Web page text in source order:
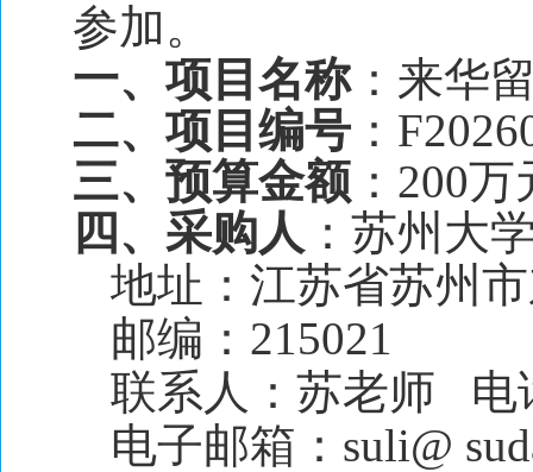
参加。
一、项目名称：来华
二、项目编号 ：
三、预算金额 ：200万
四、采购人 ：苏州大
地址：江苏省苏州
邮编：215021
联系人：苏老师 电
电子邮箱：suli@